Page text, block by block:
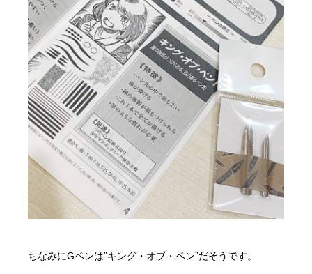
ちなみにGペンは”キング・オブ・ペン”だそうです。